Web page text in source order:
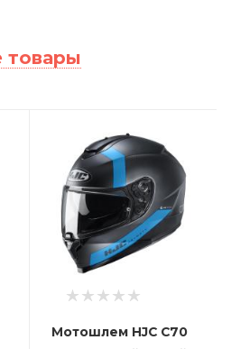
товары
Мотошлем HJC C70